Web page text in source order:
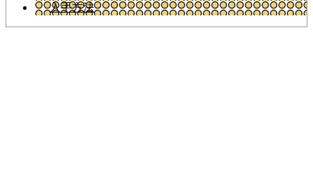
入手方法